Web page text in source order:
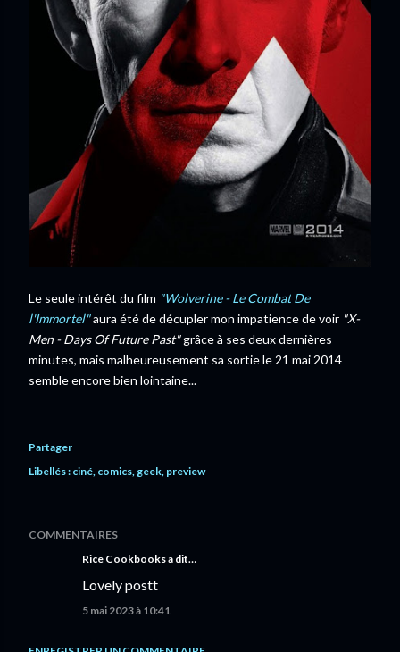
Le seule intérêt du film "Wolverine - Le Combat De
l'Immortel"aura été de décupler mon impatience de voir "X-
Men - Days Of Future Past"grâce à ses deux dernières
minutes, mais malheureusement sa sortie le 21 mai 2014
semble encore bien lointaine...
Partager
Libellés : ciné comics geek preview
COMMENTAIRES
Rice Cookbooksa dit…
Lovely postt
5 mai 2023 à 10:41